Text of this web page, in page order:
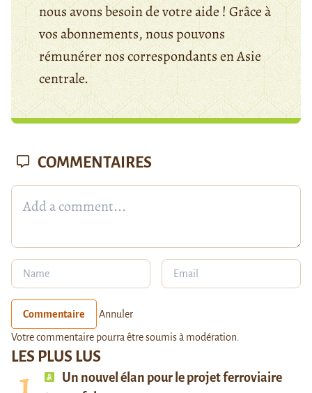
nous avons besoin de votre aide ! Grâce à
vos abonnements, nous pouvons
rémunérer nos correspondants en Asie
centrale.
LES PLUS LUS
Un nouvel élan pour le projet ferroviaire
COMMENTAIRES
Commentaire Annuler
Votre commentaire pourra être soumis à modération.